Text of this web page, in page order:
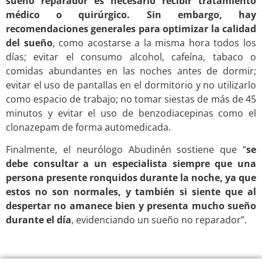
médico o quirúrgico. Sin embargo, hay
recomendaciones generales para optimizar la calidad
del sueño, como acostarse a la misma hora todos los
días; evitar el consumo alcohol, cafeína, tabaco o
comidas abundantes en las noches antes de dormir;
evitar el uso de pantallas en el dormitorio y no utilizarlo
como espacio de trabajo; no tomar siestas de más de 45
minutos y evitar el uso de benzodiacepinas como el
clonazepam de forma automedicada.
Finalmente, el neurólogo Abudinén sostiene que “se
debe consultar a un especialista siempre que una
persona presente ronquidos durante la noche, ya que
estos no son normales, y también si siente que al
despertar no amanece bien y presenta mucho sueño
durante el día, evidenciando un sueño no reparador”.